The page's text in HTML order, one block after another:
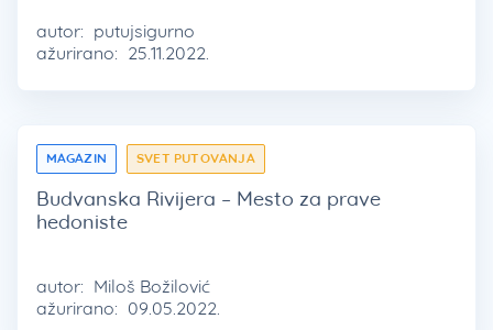
autor: putujsigurno
ažurirano: 25.11.2022.
MAGAZIN SVET PUTOVANJA
Budvanska Rivijera – Mesto za prave
hedoniste
autor: Miloš Božilović
ažurirano: 09.05.2022.